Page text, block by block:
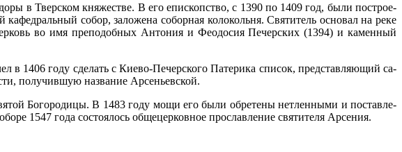
в Твер­ском кня­же­стве. В его епи­скоп­ство, с 1390 по 1409 год, бы­ли по­стро­е­
со­бор, за­ло­же­на со­бор­ная ко­ло­коль­ня. Свя­ти­тель ос­но­вал на ре­ке
во имя пре­по­доб­ных Ан­то­ния и Фе­о­до­сия Пе­чер­ских (1394) и ка­мен­ный
в 1406 го­ду сде­лать с Ки­е­во-Пе­чер­ско­го Па­те­ри­ка спи­сок, пред­став­ля­ю­щий са­
по­лу­чив­шую на­зва­ние Ар­се­ньев­ской.
Бо­го­ро­ди­цы. В 1483 го­ду мо­щи его бы­ли об­ре­те­ны нетлен­ны­ми и по­став­ле­
1547 го­да со­сто­я­лось об­ще­цер­ков­ное про­слав­ле­ние свя­ти­те­ля Ар­се­ния.